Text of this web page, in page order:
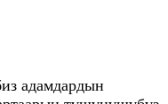
адамдардын